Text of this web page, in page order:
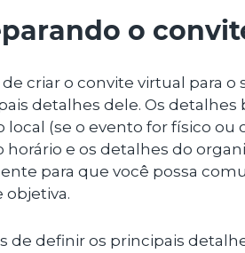
o
criar o convite virtual para o
detalhes dele. Os
local (se o evento for físico ou
horário e os detalhes do
para que você possa
objetiva.
de definir os principais